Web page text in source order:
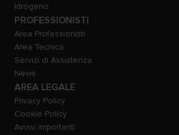
Idrogeno
PROFESSIONISTI
Area Professionisti
Area Tecnica
Servizi di Assistenza
News
AREA LEGALE
Privacy Policy
Cookie Policy
Avvisi importanti